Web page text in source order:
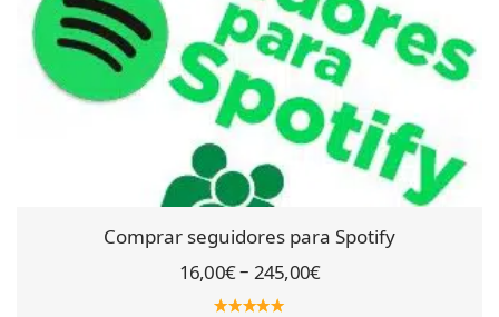
Comprar seguidores para Spotify
16,00€– 245,00€